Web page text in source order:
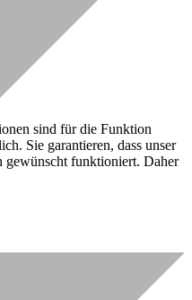
sind für die Funktion
Sie garantieren, dass unser
gewünscht funktioniert. Daher